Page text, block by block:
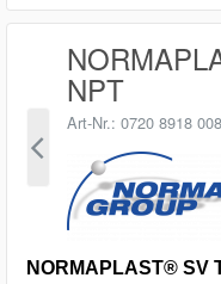
NPT
Art-Nr. 0720 8918 008
NORMAPLAST® SV